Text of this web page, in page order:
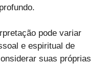
pode variar
e espiritual de
suas próprias